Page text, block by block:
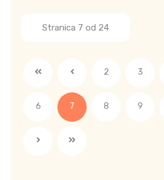
Stranica 7 od 24
2 3
6 7 8 9